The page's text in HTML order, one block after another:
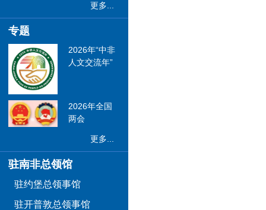
更多...
专题
2026年“中非
人文交流年”
2026年全国
两会
更多...
驻南非总领馆
驻约堡总领事馆
驻开普敦总领事馆